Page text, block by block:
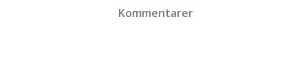
Kommentarer